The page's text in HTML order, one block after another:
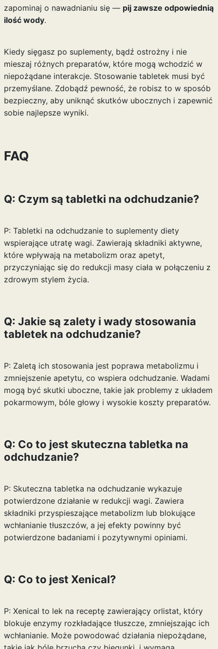
zapominaj o nawadnianiu się — pij zawsze odpowiednią
ilość wody.
Kiedy sięgasz po suplementy, bądź ostrożny i nie
mieszaj różnych preparatów, które mogą wchodzić w
niepożądane interakcje. Stosowanie tabletek musi być
przemyślane. Zdobądź pewność, że robisz to w sposób
bezpieczny, aby uniknąć skutków ubocznych i zapewnić
sobie najlepsze wyniki.
FAQ
Q: Czym są tabletki na odchudzanie?
P: Tabletki na odchudzanie to suplementy diety
wspierające utratę wagi. Zawierają składniki aktywne,
które wpływają na metabolizm oraz apetyt,
przyczyniając się do redukcji masy ciała w połączeniu z
zdrowym stylem życia.
Q: Jakie są zalety i wady stosowania
tabletek na odchudzanie?
P: Zaletą ich stosowania jest poprawa metabolizmu i
zmniejszenie apetytu, co wspiera odchudzanie. Wadami
mogą być skutki uboczne, takie jak problemy z układem
pokarmowym, bóle głowy i wysokie koszty preparatów.
Q: Co to jest skuteczna tabletka na
odchudzanie?
P: Skuteczna tabletka na odchudzanie wykazuje
potwierdzone działanie w redukcji wagi. Zawiera
składniki przyspieszające metabolizm lub blokujące
wchłanianie tłuszczów, a jej efekty powinny być
potwierdzone badaniami i pozytywnymi opiniami.
Q: Co to jest Xenical?
P: Xenical to lek na receptę zawierający orlistat, który
blokuje enzymy rozkładające tłuszcze, zmniejszając ich
wchłanianie. Może powodować działania niepożądane,